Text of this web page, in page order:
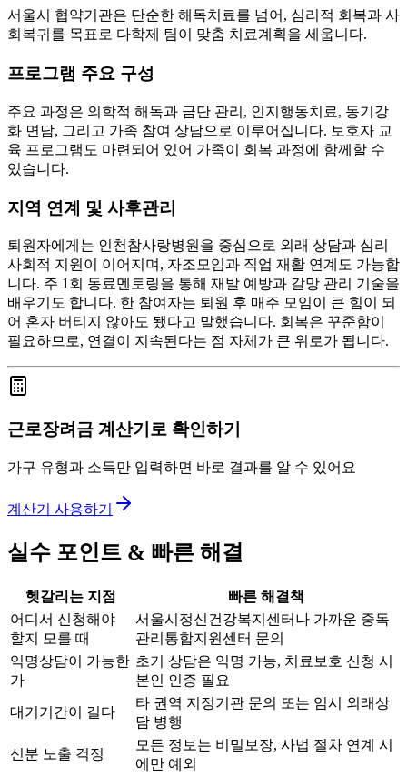
서울시 협약기관은 단순한 해독치료를 넘어, 심리적 회복과 사
회복귀를 목표로 다학제 팀이 맞춤 치료계획을 세웁니다.
프로그램 주요 구성
주요 과정은 의학적 해독과 금단 관리, 인지행동치료, 동기강
화 면담, 그리고 가족 참여 상담으로 이루어집니다. 보호자 교
육 프로그램도 마련되어 있어 가족이 회복 과정에 함께할 수
있습니다.
지역 연계 및 사후관리
퇴원자에게는 인천참사랑병원을 중심으로 외래 상담과 심리
사회적 지원이 이어지며, 자조모임과 직업 재활 연계도 가능합
니다. 주 1회 동료멘토링을 통해 재발 예방과 갈망 관리 기술을
배우기도 합니다. 한 참여자는 퇴원 후 매주 모임이 큰 힘이 되
어 혼자 버티지 않아도 됐다고 말했습니다. 회복은 꾸준함이
필요하므로, 연결이 지속된다는 점 자체가 큰 위로가 됩니다.
근로장려금 계산기로 확인하기
가구 유형과 소득만 입력하면 바로 결과를 알 수 있어요
계산기 사용하기
실수 포인트 & 빠른 해결
헷갈리는 지점
빠른 해결책
어디서 신청해야
할지 모를 때
서울시정신건강복지센터나 가까운 중독
관리통합지원센터 문의
익명상담이 가능한
가
초기 상담은 익명 가능, 치료보호 신청 시
본인 인증 필요
대기기간이 길다
타 권역 지정기관 문의 또는 임시 외래상
담 병행
신분 노출 걱정
모든 정보는 비밀보장, 사법 절차 연계 시
에만 예외